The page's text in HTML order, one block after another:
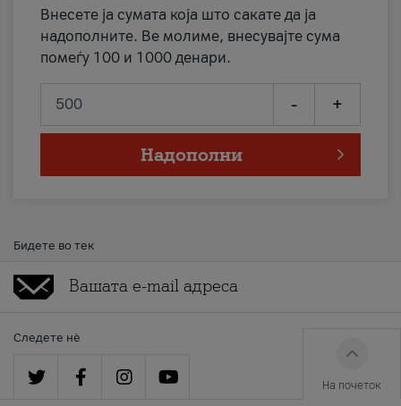
Внесете ја сумата која што сакате да ја
надополните. Ве молиме, внесувајте сума
помеѓу 100 и 1000 денари.
- +
Надополни
Бидете во тек
Следете нè
На почеток